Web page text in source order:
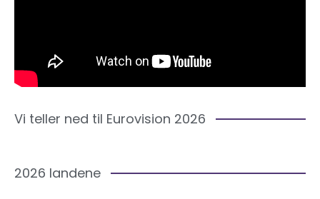
Vi teller ned til Eurovision 2026
2026 landene